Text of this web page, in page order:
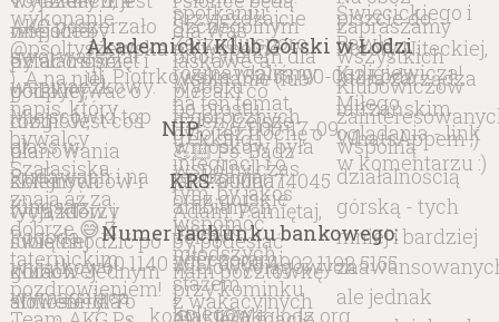
Akademicki Klub Górski w Łodzi
ul. Piotrkowska 132/53, 90-062 Łódź
NIP:726-000-17-09
KRS:0000074045
Numer rachunku bankowego:
40 1140 2017 0000 4902 1192 5155
kontakt@akglodz.org